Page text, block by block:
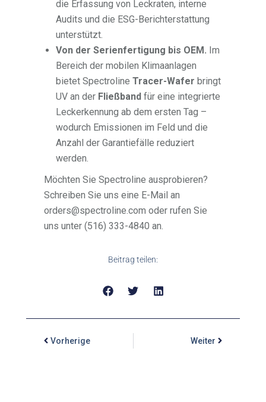
die Erfassung von Leckraten, interne
Audits und die ESG-Berichterstattung
unterstützt.
Von der Serienfertigung bis OEM. Im
Bereich der mobilen Klimaanlagen
bietet SpectrolineTracer-Wafer bringt
UV an der Fließband für eine integrierte
Leckerkennung ab dem ersten Tag –
wodurch Emissionen im Feld und die
Anzahl der Garantiefälle reduziert
werden.
Möchten Sie Spectroline ausprobieren?
Schreiben Sie uns eine E-Mail an
orders@spectroline.com oder rufen Sie
uns unter (516) 333-4840 an.
Beitrag teilen:
Vorherige Weiter